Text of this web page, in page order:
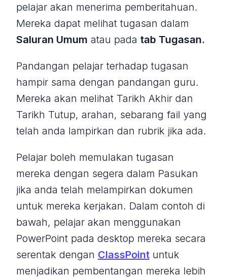
pelajar akan menerima pemberitahuan.
Mereka dapat melihat tugasan dalam
Saluran Umum atau pada tab Tugasan.
Pandangan pelajar terhadap tugasan
hampir sama dengan pandangan guru.
Mereka akan melihat Tarikh Akhir dan
Tarikh Tutup, arahan, sebarang fail yang
telah anda lampirkan dan rubrik jika ada.
Pelajar boleh memulakan tugasan
mereka dengan segera dalam Pasukan
jika anda telah melampirkan dokumen
untuk mereka kerjakan. Dalam contoh di
bawah, pelajar akan menggunakan
PowerPoint pada desktop mereka secara
serentak dengan ClassPoint untuk
menjadikan pembentangan mereka lebih